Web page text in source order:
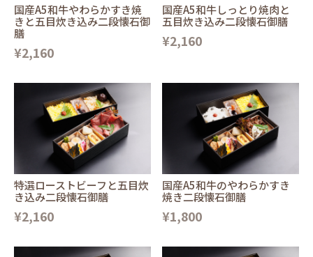
国産A5和牛やわらかすき焼
きと五目炊き込み二段懐石御
膳
¥2,160
国産A5和牛しっとり焼肉と
五目炊き込み二段懐石御膳
¥2,160
特選ローストビーフと五目炊
き込み二段懐石御膳
¥2,160
国産A5和牛のやわらかすき
焼き二段懐石御膳
¥1,800